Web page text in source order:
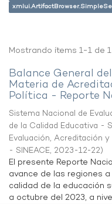
Mostrando ítems 1-1 de 1
Balance General
Materia de
Política - Reporte
Sistema Nacional de
de la Calidad Educativa -
Evaluación, Acreditación
- SINEACE, 2023-12-22)
El presente Reporte
avance de las regiones
calidad de la educación
a octubre del 2023, a